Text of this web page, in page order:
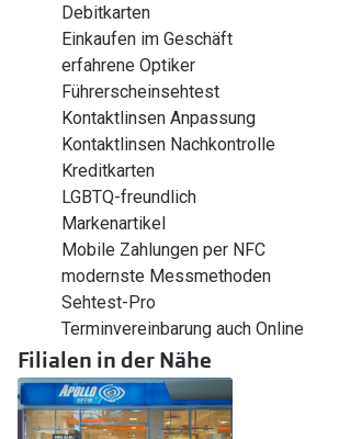
Debitkarten
Einkaufen im Geschäft
erfahrene Optiker
Führerscheinsehtest
Kontaktlinsen Anpassung
Kontaktlinsen Nachkontrolle
Kreditkarten
LGBTQ-freundlich
Markenartikel
Mobile Zahlungen per NFC
modernste Messmethoden
Sehtest-Pro
Terminvereinbarung auch Online
Filialen in der Nähe